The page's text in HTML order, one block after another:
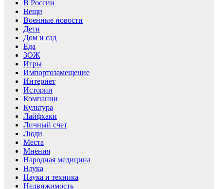
В России
Вещи
Военные новости
Дети
Дом и сад
Еда
ЗОЖ
Игры
Импортозамещение
Интернет
Истории
Компании
Культура
Лайфхаки
Личный счет
Люди
Места
Мнения
Народная медицина
Наука
Наука и техника
Недвижимость